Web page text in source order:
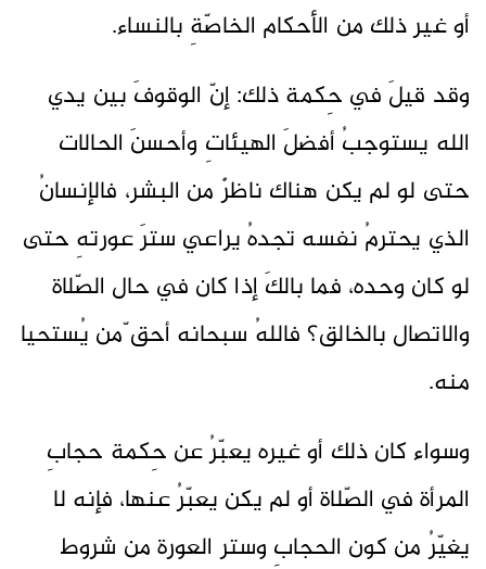
أو غير ذلك من الأحكام الخاصّةِ بالنساء.
وقد قيلَ في حِكمة ذلك: إنّ الوقوفَ بين يدي
الله يستوجبُ أفضلَ الهيئاتِ وأحسنَ الحالات
حتى لو لم يكن هناك ناظرٌ من البشر، فالإنسانُ
الذي يحترمُ نفسه تجدهُ يراعي سترَ عورتهِ حتى
لو كان وحده، فما بالكَ إذا كان في حال الصّلاة
والاتصال بالخالق؟ فاللهُ سبحانه أحق ّمن يُستحيا
منه.
وسواء كان ذلك أو غيره يعبّرُ عن حِكمة حجابِ
المرأة في الصّلاة أو لم يكن يعبّرُ عنها، فإنه لا
يغيّرُ من كون الحجابِ وستر العورة من شروط